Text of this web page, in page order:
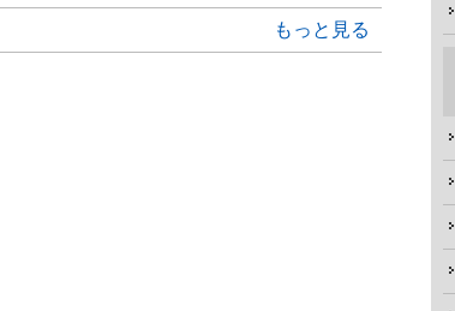
もっと見る